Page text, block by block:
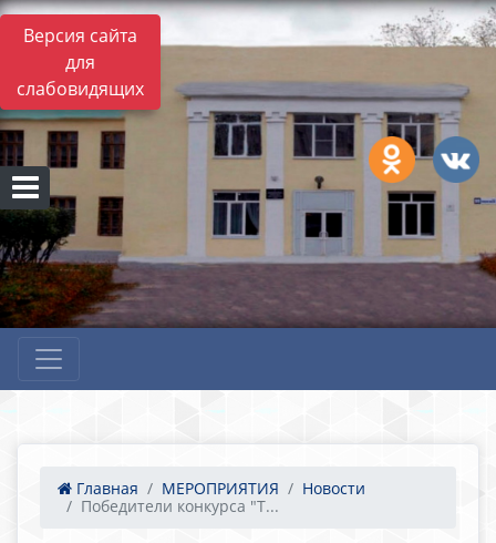
Версия сайта
для
слабовидящих
Главная МЕРОПРИЯТИЯ
Новости
Победители конкурса "Т...